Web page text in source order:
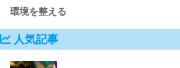
環境を整える
人気記事